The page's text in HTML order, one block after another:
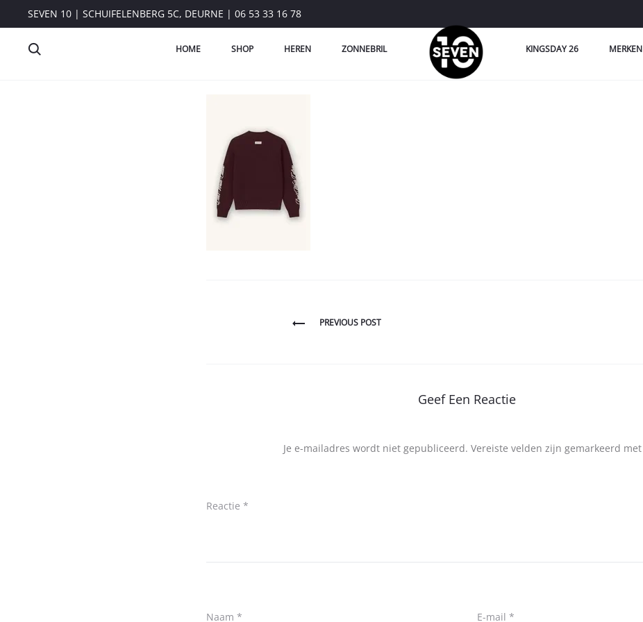
SEVEN 10 | SCHUIFELENBERG 5C, DEURNE | 06 53 33 16 78
HOME SHOP HEREN ZONNEBRIL KINGSDAY 26 MERKEN
PREVIOUS POST
Geef Een Reactie
Je e-mailadres wordt niet gepubliceerd. Vereiste velden zijn gemarkeerd met
Reactie *
Naam * E-mail *